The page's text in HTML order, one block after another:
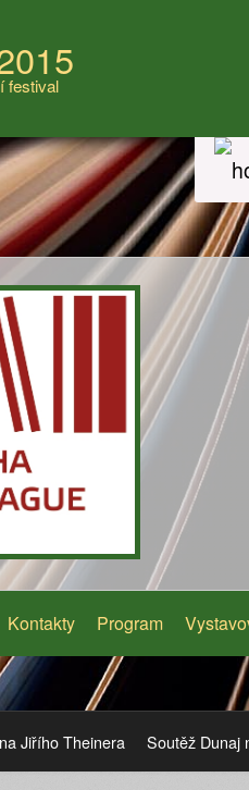
festival
Kontakty Program
Jiřího Theinera Soutěž Dunaj